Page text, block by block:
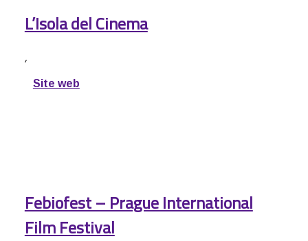
L’Isola del Cinema
,
Site web
Febiofest – Prague International
Film Festival